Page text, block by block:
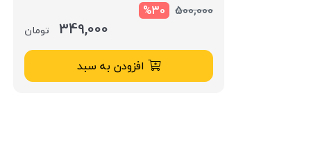
500,000
%30
349,000 تومان
افزودن به سبد